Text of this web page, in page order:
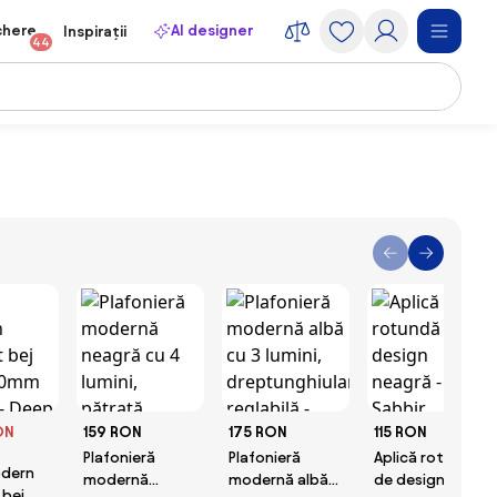
44
Inspirații AI designer
159 RON
Plafonieră
modernă
175 RON
Plafonieră
modernă albă
115 RON
Aplică rotundă
de design